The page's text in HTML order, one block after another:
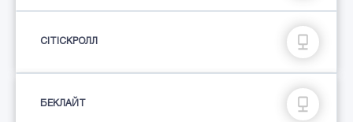
СІТІСКРОЛЛ
БЕКЛАЙТ